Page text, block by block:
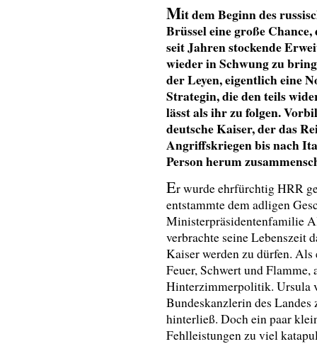
Mit dem Beginn des
Brüssel eine große
seit Jahren stockende
wieder in Schwung zu
der Leyen, eigentlich eine
Strategin, die den teils
lässt als ihr zu folgen.
deutsche Kaiser, der das
Angriffskriegen bis nach
Person herum
Er wurde ehrfürchtig HRR
entstammte dem adligen
Ministerpräsidentenfamilie
verbrachte seine Lebenszeit
Kaiser werden zu dürfen. Als
Feuer, Schwert und
Hinterzimmerpolitik. Ursula
Bundeskanzlerin des Landes
hinterließ. Doch ein paar
Fehlleistungen zu viel